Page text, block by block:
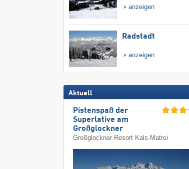
anzeigen
Radstadt
anzeigen
Aktuell
Pistenspaß der
Superlative am
Großglockner
Großglockner Resort Kals-Matrei